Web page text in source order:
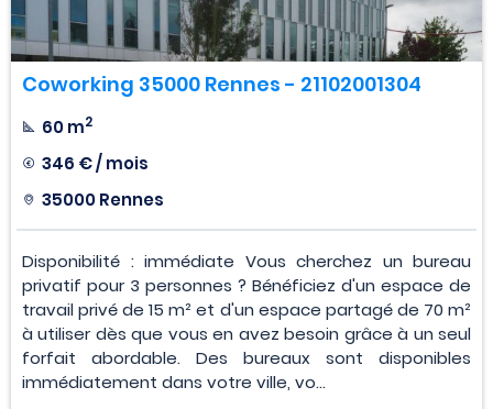
Coworking 35000 Rennes - 21102001304
60 m2
346 € / mois
35000 Rennes
Disponibilité : immédiate Vous cherchez un bureau
privatif pour 3 personnes ? Bénéficiez d'un espace de
travail privé de 15 m² et d'un espace partagé de 70 m²
à utiliser dès que vous en avez besoin grâce à un seul
forfait abordable. Des bureaux sont disponibles
immédiatement dans votre ville, vo...